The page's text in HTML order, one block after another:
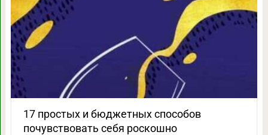
17 простых и бюджетных способов
почувствовать себя роскошно